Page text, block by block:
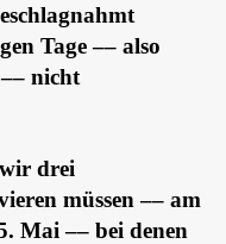
Tage –– also
nicht
drei
müssen –– am
Mai –– bei denen